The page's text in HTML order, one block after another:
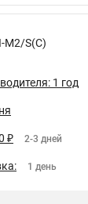
M2/S(C)
1 год
₽ 2-3 дней
1 день